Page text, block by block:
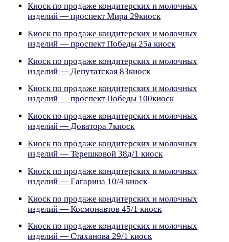
Киоск по продаже кондитерских и молочных
изделий — проспект Мира 29киоск
Киоск по продаже кондитерских и молочных
изделий — проспект Победы 25а киоск
Киоск по продаже кондитерских и молочных
изделий — Депутатская 83киоск
Киоск по продаже кондитерских и молочных
изделий — проспект Победы 100киоск
Киоск по продаже кондитерских и молочных
изделий — Доватора 7киоск
Киоск по продаже кондитерских и молочных
изделий — Терешковой 38д/1 киоск
Киоск по продаже кондитерских и молочных
изделий — Гагарина 10/4 киоск
Киоск по продаже кондитерских и молочных
изделий — Космонавтов 45/1 киоск
Киоск по продаже кондитерских и молочных
изделий — Стаханова 29/1 киоск